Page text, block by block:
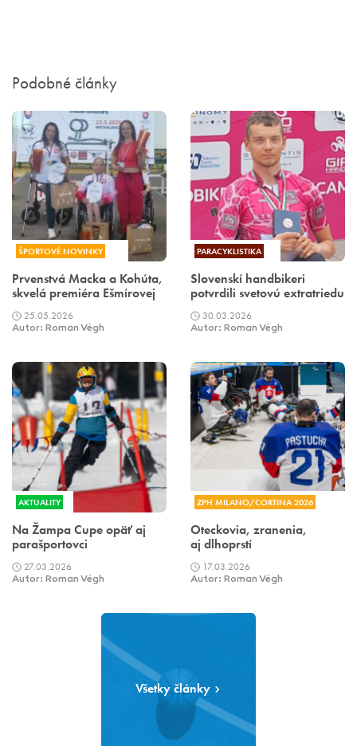
Podobné články
ŠPORTOVÉ NOVINKY
Prvenstvá Macka a Kohúta,
skvelá premiéra Ešmírovej
25.05.2026
Autor: Roman Végh
PARACYKLISTIKA
Slovenskí handbikeri
potvrdili svetovú extratriedu
30.03.2026
Autor: Roman Végh
AKTUALITY
Na Žampa Cupe opäť aj
parašportovci
27.03.2026
Autor: Roman Végh
ZPH MILANO/CORTINA 2026
Oteckovia, zranenia,
aj dlhoprstí
17.03.2026
Autor: Roman Végh
Všetky články